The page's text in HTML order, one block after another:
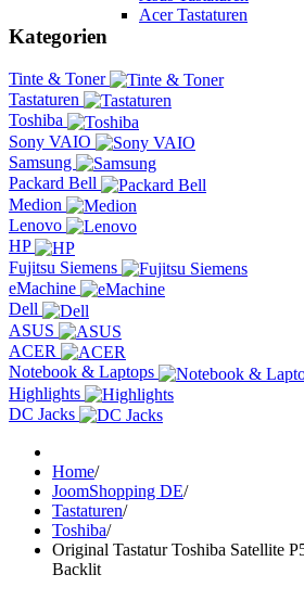
Acer Tastaturen
Kategorien
Tinte & Toner
Tastaturen
Toshiba
Sony VAIO
Samsung
Packard Bell
Medion
Lenovo
HP
Fujitsu Siemens
eMachine
Dell
ASUS
ACER
Notebook & Laptops
Highlights
DC Jacks
Home/
JoomShopping DE/
Tastaturen/
Toshiba/
Original Tastatur Toshiba Satellite
Backlit